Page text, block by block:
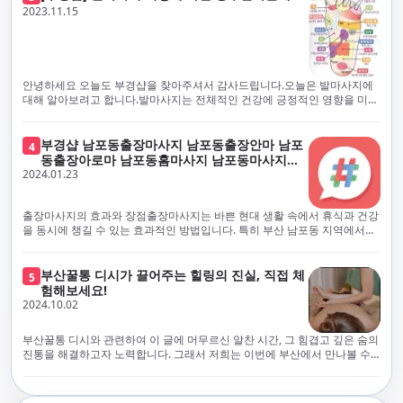
체보다는 부경샵과 같이 안전과 고객 편의를 최우선으로 생각하는 업체를
선택하는 것이 중요합니다.부산에서 러시아 홈케어를 전문으로 하는 부경샵
은, 항상 후불제로 운영하면서 청결과 안전을 가장 중요하게 여깁니다. 부산
에서 진정으로 즐거운 부산 러시아 홈케어 경험을 해보시길 바랍니다. 그렇
죠, 부경샵은 선입금을 요구하지 않아요. 부산 러시아 홈케어를 선택하기 전
에, 주의해야 할 사항들을 반드시 확인해 보세요. 선입금 관련 사기에는 항상
조심해야 합니다. 070으로 시작하는 인터넷 전화나 텔레그램 같은 메시지
앱에만 의존하는 업체는 특히 더 조심해 주세요. 이런 경우, 선입금을 하지
부경샵은 부산 출장 후불제 서비스를 모범적으로 운영하고 있으며, 명성을
악용하는 사기 업체로부터 발생할 수 있는 모든 부정행위와 간접적인 피해
를 방지하기 위해 노력하고 있어요. 만약 부경샵 을 사칭하며 선불 결제를 요
구하는 마사지 서비스를 발견하신다면, 그런 곳은 피하시고 저희에게 알려
주세요.부경샵에서는 모든 서비스가 관리사가 도착한 후에 결제하는 걸 기
본으로 해요. 부경샵은 부산에서 부산 러시아 홈케어를 전문으로 하며,
100% 후불제를 거래의 기본으로 삼고 있어요. 왜 부경샵이 특별한지 궁금하
시죠? 여기서만 느낄 수 있는 특별한 경험을 소개합니다! 부경샵과 함께라면
험을 제공해요. 준비하신 모든 것에 놀랄 준비를 하세요. 부경샵은 오랜 시간
동안 지역에서 최고의 출장업체가 되겠다는 하나의 신념으로 노력해 왔어
요.부경샵의 전통적인 서비스로, 단 한 순간도 낭비하지 않고 쌓인 피로를 풀
어드릴 거예요. 비가 오든 눈이 오든, 어디에 계시든 부경샵이 찾아가 도와드
릴게요. 부경샵의 서비스는 부산의 모든 곳, 집이든 모텔이든 호텔이든 오피
스텔이든 아파트든, 여러분을 위해 준비되어 있어요.부경샵 지역에서 가장
멀리까지 다니며, 편리함을 최우선으로 생각해요. 빠르고 효율적인 운영 시
게 조절되어, 진정한 에너지 회복을 경험하실 수 있어요.부경샵은 부산에서
전문적으로 훈련된 관리사를 다수 보유하고 있음을 자랑스럽게 여깁니다.
현대 사회의 불확실성 속에서, 부경샵은 안전을 최우선으로 여기며, 이를 위
해 100% 후불제 시행은 물론, 코로나19 상황에서도 관리사들의 건강 진단
업체에 대해서는 경계하는 것이 중요합니다. 부경샵의 접근 방식과 정책은
인천에서의 안전하고 신뢰할 수 있는 고품질 마사지 경험을 집앞에서 제공
하기 위해 고안되었습니다. 부경샵은 부산 일본인 홈케어 서비스를 전문으
로 하며, 항상 고객님의 편의와 안전을 최우선으로 고려하여 후불제 시스템
거운 마사지 경험을 보장합니다. 부경샵의 서비스는 선입금 없이 이용 가능
한 부산 일본인 홈케어로, 선입금 요구 없이 서비스를 제공함으로써 고객님
의 신뢰를 최우선으로 합니다. 이용 전 주의사항을 꼼꼼히 확인하시고, 선입
금 사기로부터 자신을 보호하는 것이 중요합니다. 부산 일본인 홈케어 서비
스를 찾으실 때는 070으로 시작하는 인터넷 전화번호나 텔레그램과 같은 메
시징 플랫폼만을 이용하는 업체에 주의해야 합니다. 이러한 서비스는 선지
급 없이 이용할 수 있어야 하며, 부경샵은 이러한 걱정 없이 안전하고 신뢰할
수 있는 서비스를 제공합니다. 부경샵은 부산 일본인 홈케어 후불제의 모범
적인 피해가 발생하지 않도록 지속적으로 노력하고 있습니다. 부경샵을 사
칭하여 선불 결제를 요구하는 마사지 서비스에 대해서는 각별한 주의가 필
요합니다. '부경샵'은 관리사의 도착 이후에 결제가 이루어지는 후불제를
기본 원칙으로 하는 부산 일본인 홈케어 전문 업체입니다. 이 운영 방식은 고
객님의 신뢰를 최우선으로 여기며, 모든 코스에서 100% 후불제를 시행하고
있습니다. 왜 부경샵이 부산에서 특별한지, 그 이유를 알려드리겠습니다.
여기서는 단순한 부산 일본인 홈케어 서비스를 넘어서, 비교 불가한 경험을
러분을 기다리고 있으니, 준비되셨나요? 부경샵은 오랜 시간 동안 지역 최
2023.11.15
안녕하세요 오늘도 부경샵을 찾아주셔서 감사드립니다.오늘은 발마사지에
대해 알아보려고 합니다.발마사지는 전체적인 건강에 긍정적인 영향을 미칠
명하겠습니다.근육 이완과 피로 완화: 발마사지는 발 아치, 발가락, 발등 등
에 위치한 다양한 근육을 이완시키는 효과가 있습니다. 일상적인 활동이나
장시간의 서있는 자세로 인해 긴장된 발 근육을 느슨하게 만들어주어 편안
함을 제공합니다. 이는 근육의 유연성을 향상시키고 근육의 혈액순환을 촉
진하는 데 도움이 됩니다.혈액순환 개선: 발마사지는 혈액순환을 촉진하는
데 기여합니다. 마사지로 근육과 혈관이 이완되면 혈액이 더 원활하게 흐르
게 되어 세포와 조직에 산소와 영양소가 빠르게 공급됩니다. 이는 세포의 기
장된 근육과 신경을 완화시켜 스트레스를 감소시킵니다. 발에는 다양한 신
경과 결절이 모여있어, 발마사지를 통해 이를 자극함으로써 정신적인 편안
함을 제공하는데 도움이 됩니다. 이는 스트레스 호르몬의 감소와 함께 심신
의 안정을 촉진합니다.면역 시스템 강화: 정기적인 발마사지는 면역 시스템
의 활동을 촉진하여 감염 및 질병에 대한 저항력을 향상시킬 수 있습니다. 마
사지는 림프순환을 촉진하고 세포 배출물을 제거함으로써 면역 시스템을 지
원합니다.숙면 유도: 발마사지는 긴장된 근육과 신경을 완화시켜 수면에 도
4 부경샵 남포동출장마사지 남포동출장안마 남포
동출장아로마 남포동홈마사지 남포동마사지출
장
2024.01.23
출장마사지의 효과와 장점출장마사지는 바쁜 현대 생활 속에서 휴식과 건강
을 동시에 챙길 수 있는 효과적인 방법입니다. 특히 부산 남포동 지역에서
와 신체적, 정신적 피로를 효과적으로 완화합니다. 전문 마사지사의 숙련된
손길은 긴장된 근육을 이완시키고, 스트레스 호르몬 수치를 감소시켜 마음
의 안정을 가져다 줍니다. 이는 일상의 업무 효율성을 높이고, 전반적인 삶의
질을 향상시키는 데 기여합니다.근육 이완과 유연성 향상:꾸준한 출장마사
지는 근육의 긴장과 경직을 해소하고 유연성을 향상시킵니다. 이는 운동 성
능을 개선하고, 근골격계 문제 및 부상 예방에 도움이 됩니다. 또한, 규칙적
인 마사지는 자세 개선에도 긍정적인 영향을 미칩니다.혈액 순환 촉진과 신
촉진합니다. 이는 신진대사를 활성화하고, 독소 배출을 돕습니다. 결과적으
5 부산꿀통 디시가 끌어주는 힐링의 진실, 직접 체
험해보세요!
2024.10.02
부산꿀통 디시와 관련하여 이 글에 머무르신 알찬 시간, 그 힘겹고 깊은 숨의
진통을 해결하고자 노력합니다. 그래서 저희는 이번에 부산에서 만나볼 수
그 해결책을 찾는 것이 어려운 상황을 맞이하는 경우가 많습니다. 부산꿀통